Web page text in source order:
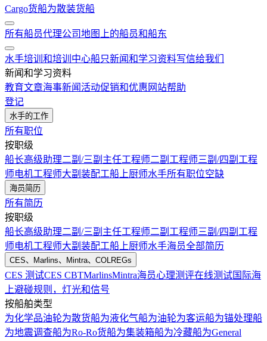
Cargo货船为散装货船
所有船员代理公司地图上的船员和船东
水手培训和培训中心船只新闻和学习资料写信给我们
新闻和学习资料
教育文章海事新闻活动促销和优惠 网站帮助
登记
水手的工作
所有职位
按职级
船长高级助理二副/三副 主任工程师二副工程师三副/四副工程
师电机工程师大副 装配工船上厨师水手所有职位空缺
海员简历
所有简历
按职级
船长高级助理二副/三副 主任工程师二副工程师三副/四副工程
师电机工程师大副 装配工船上厨师水手海员全部简历
CES、Marlins、Mintra、COLREGs
CES 测试CES CBTMarlinsMintra海员心理测评在线测试国际海
上避碰规则，灯光和信号
按船舶类型
为化学品油轮为散货船为液化气船为油轮为客运船为锚处理船
为地震调查船为Ro-Ro货船为集装箱船为冷藏船为General